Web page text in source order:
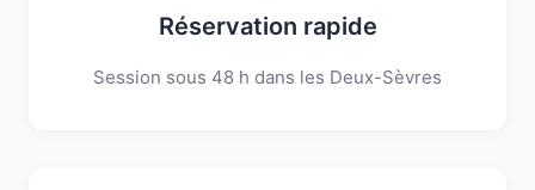
Réservation rapide
Session sous 48 h dans les Deux-Sèvres